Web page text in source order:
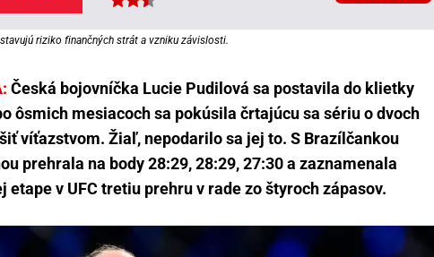
riziko finančných strát a vzniku závislosti.
Česká bojovníčka Lucie Pudilová sa postavila do klietky
ôsmich mesiacoch sa pokúsila črtajúcu sa sériu o dvoch
víťazstvom. Žiaľ, nepodarilo sa jej to. S Brazílčankou
prehrala na body 28:29, 28:29, 27:30 a zaznamenala
etape v UFC tretiu prehru v rade zo štyroch zápasov.